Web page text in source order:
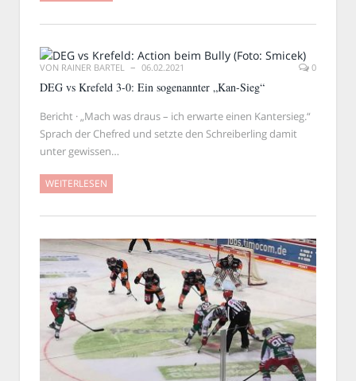
VON RAINER BARTEL 06.02.2021 0
DEG vs Krefeld 3-0: Ein sogenannter „Kan-Sieg“
Bericht · „Mach was draus – ich erwarte einen Kantersieg.“
Sprach der Chefred und setzte den Schreiberling damit
unter gewissen…
WEITERLESEN